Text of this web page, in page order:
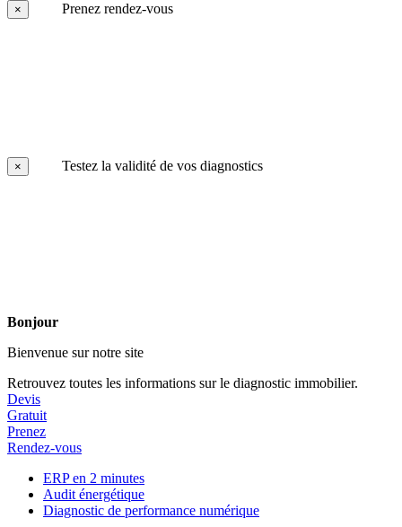
× Prenez rendez-vous
× Testez la validité de vos diagnostics
Bonjour
Bienvenue sur notre site
Retrouvez toutes les informations sur le diagnostic immobilier.
Devis
Gratuit
Prenez
Rendez-vous
ERP en 2 minutes
Audit énergétique
Diagnostic de performance numérique